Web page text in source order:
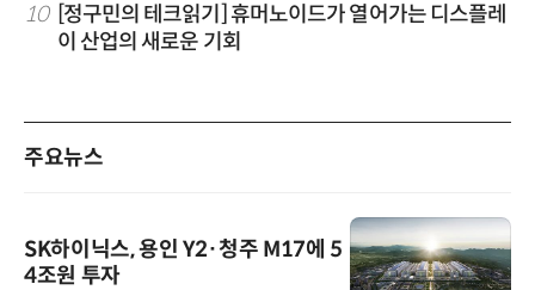
10
[정구민의 테크읽기] 휴머노이드가 열어가는 디스플레
이 산업의 새로운 기회
주요뉴스
SK하이닉스, 용인 Y2·청주 M17에 5
4조원 투자